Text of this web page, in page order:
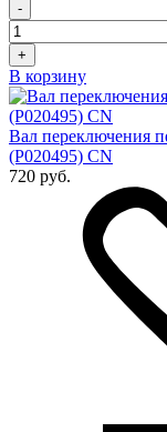
-
+
В корзину
Вал переключения
(P020495) CN
720 руб.